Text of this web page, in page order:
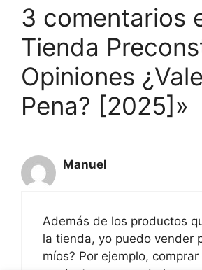
3 comentarios
Tienda
Opiniones
Pena? [2025]»
Manuel
Además de los productos
la tienda, yo puedo vender
míos? Por ejemplo, comprar